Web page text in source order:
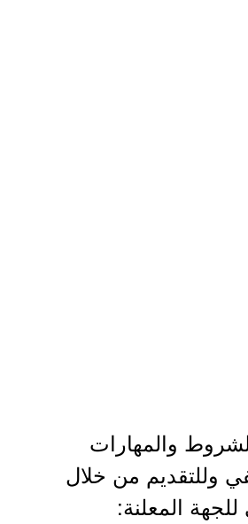
والمهارات
وللتقديم من خلال
المعلنة: